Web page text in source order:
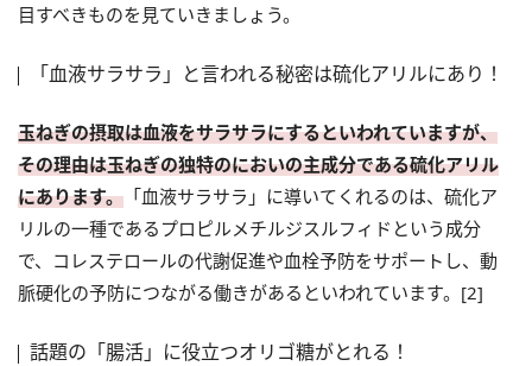
目すべきものを見ていきましょう。
「血液サラサラ」と言われる秘密は硫化アリルにあり！
玉ねぎの摂取は血液をサラサラにするといわれていますが、
その理由は玉ねぎの独特のにおいの主成分である硫化アリル
にあります。 「血液サラサラ」に導いてくれるのは、硫化ア
リルの一種であるプロピルメチルジスルフィドという成分
で、コレステロールの代謝促進や血栓予防をサポートし、動
脈硬化の予防につながる働きがあるといわれています。[2]
話題の「腸活」に役立つオリゴ糖がとれる！